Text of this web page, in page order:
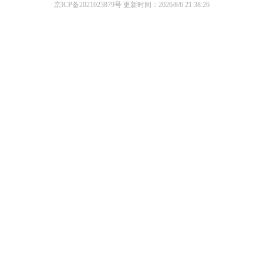
京ICP备2021023879号更新时间：2026/8/6 21:38:26